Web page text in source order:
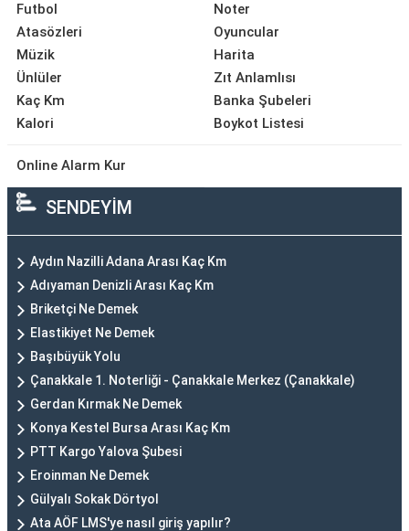
Futbol
Atasözleri
Müzik
Ünlüler
Kaç Km
Kalori
Noter
Oyuncular
Harita
Zıt Anlamlısı
Banka Şubeleri
Boykot Listesi
Online Alarm Kur
SENDEYİM
Aydın Nazilli Adana Arası Kaç Km
Adıyaman Denizli Arası Kaç Km
Briketçi Ne Demek
Elastikiyet Ne Demek
Başıbüyük Yolu
Çanakkale 1. Noterliği - Çanakkale Merkez (Çanakkale)
Gerdan Kırmak Ne Demek
Konya Kestel Bursa Arası Kaç Km
PTT Kargo Yalova Şubesi
Eroinman Ne Demek
Gülyalı Sokak Dörtyol
Ata AÖF LMS'ye nasıl giriş yapılır?